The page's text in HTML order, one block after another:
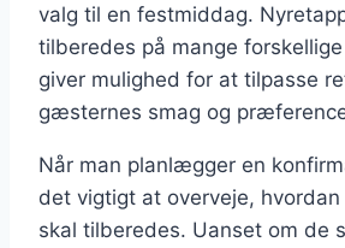
valg til en festmiddag.
tilberedes på mange
giver mulighed for at tilpasse
gæsternes smag og
Når man planlægger en
det vigtigt at overveje,
skal tilberedes. Uanset om de